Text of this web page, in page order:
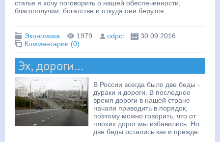
статье я хочу поговорить о нашей обеспеченности,
благополучии, богатстве и откуда они берутся.
Экономика 1979 odpcl
30.09.2016
Комментарии (0)
Эх, дороги...
В России всегда было две беды -
дураки и дороги. В последнее
время дороги в нашей стране
начали приводить в порядок,
поэтому можно говорить, что от
плохих дорог мы избавились. Но
две беды остались как и прежде.